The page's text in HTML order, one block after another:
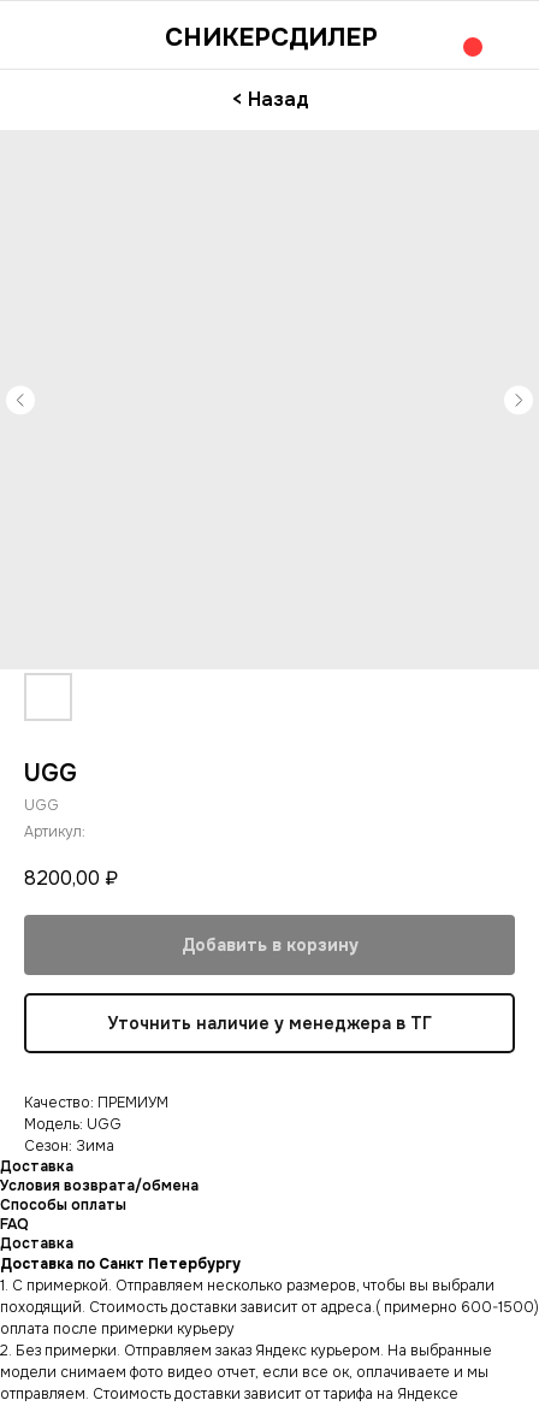
СНИКЕРСДИЛЕР
< Назад
UGG
UGG
Артикул:
8200,00 ₽
Добавить в корзину
Уточнить наличие у менеджера в ТГ
Качество: ПРЕМИУМ
Модель: UGG
Сезон: Зима
Доставка
Условия возврата/обмена
Способы оплаты
FAQ
Доставка
Доставка по Санкт Петербургу
1. С примеркой. Отправляем несколько размеров, чтобы вы выбрали
походящий. Стоимость доставки зависит от адреса.( примерно 600-1500)
оплата после примерки курьеру
2. Без примерки. Отправляем заказ Яндекс курьером. На выбранные
модели снимаем фото видео отчет, если все ок, оплачиваете и мы
отправляем. Стоимость доставки зависит от тарифа на Яндексе